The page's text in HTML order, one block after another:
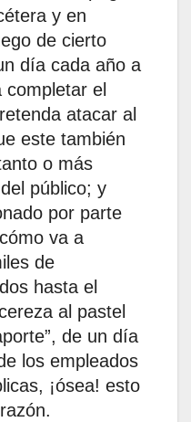
y en
de cierto
día cada año a
completar el
atacar al
este también
o más
público; y
por parte
va a
de
hasta el
al pastel
de un día
los empleados
¡ósea! esto